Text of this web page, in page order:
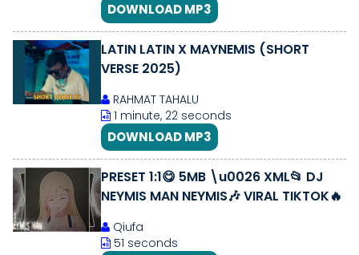
DOWNLOAD MP3
LATIN LATIN X MAYNEMIS (SHORT
VERSE 2025)
RAHMAT TAHALU
1 minute, 22 seconds
DOWNLOAD MP3
PRESET 1:1😋 5MB \u0026 XML📂 DJ
NEYMIS MAN NEYMIS🎶 VIRAL TIKTOK🔥
Qiufa
51 seconds